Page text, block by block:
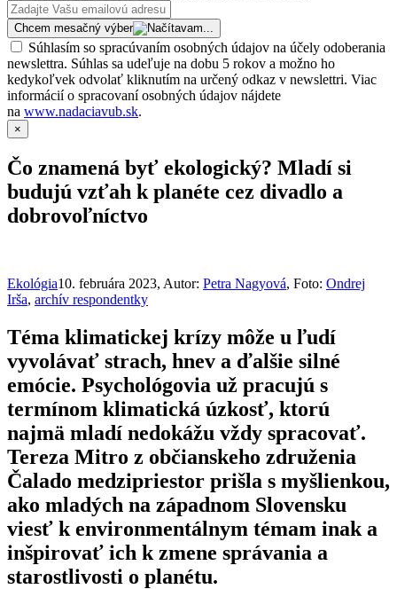
Chcem mesačný výber
Súhlasím so spracúvaním osobných údajov na účely odoberania
newslettra. Súhlas sa udeľuje na dobu 5 rokov a možno ho
kedykoľvek odvolať kliknutím na určený odkaz v newslettri. Viac
informácií o spracovaní osobných údajov nájdete
na www.nadaciavub.sk.
×
Čo znamená byť ekologický? Mladí si
budujú vzťah k planéte cez divadlo a
dobrovoľníctvo
Ekológia10. februára 2023, Autor: Petra Nagyová, Foto: Ondrej
Irša, archív respondentky
Téma klimatickej krízy môže u ľudí
vyvolávať strach, hnev a ďalšie silné
emócie. Psychológovia už pracujú s
termínom klimatická úzkosť, ktorú
najmä mladí nedokážu vždy spracovať.
Tereza Mitro z občianskeho združenia
Čalado medzipriestor prišla s myšlienkou,
ako mladých na západnom Slovensku
viesť k environmentálnym témam inak a
inšpirovať ich k zmene správania a
starostlivosti o planétu.